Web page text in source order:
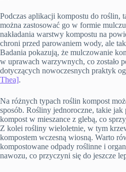
Podczas aplikacji kompostu do roślin,
można zastosować go w formie
nakładania warstwy kompostu na
chroni przed parowaniem wody, ale
Badania pokazują, że mulczowanie
w uprawach warzywnych, co zostało
dotyczących nowoczesnych praktyk
Thea].
Na różnych typach roślin kompost
sposób. Rośliny jednoroczne, takie
kompost w mieszance z glebą, co
Z kolei rośliny wieloletnie, w tym
kompostem wczesną wiosną. Warto
kompostowane odpady roślinne i
nawozu, co przyczyni się do jeszcze